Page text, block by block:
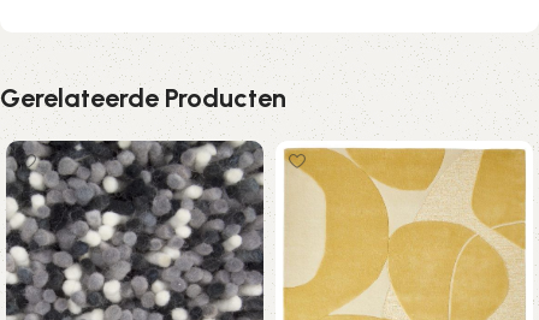
Gerelateerde Producten